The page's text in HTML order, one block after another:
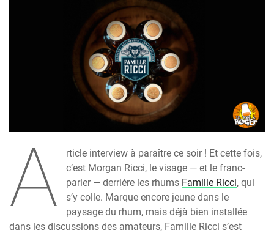
A
rticle interview à paraître ce soir ! Et cette fois,
c’est Morgan Ricci, le visage — et le franc-
parler — derrière les rhums Famille Ricci, qui
s’y colle. Marque encore jeune dans le
paysage du rhum, mais déjà bien installée
dans les discussions des amateurs, Famille Ricci s’est